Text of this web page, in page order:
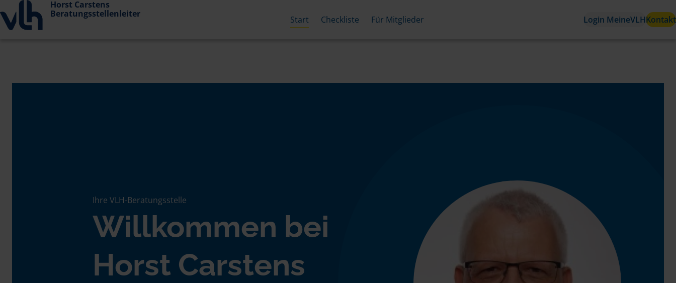
Horst Carstens
Beratungsstellenleiter
Start Checkliste Für Mitglieder Login MeineVLHKontakt
Ihre VLH-Beratungsstelle
Willkommen bei
Horst Carstens